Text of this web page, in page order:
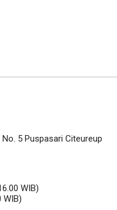
5 Puspasari Citeureup
WIB)
WIB)